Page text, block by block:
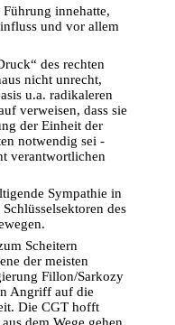
innehatte,
und vor allem
des rechten
nicht unrecht,
u.a. radikaleren
verweisen, dass sie
der Einheit der
notwendig sei -
verantwortlichen
Sympathie in
des
Scheitern
der meisten
Fillon/Sarkozy
Angriff auf die
Die CGT hofft